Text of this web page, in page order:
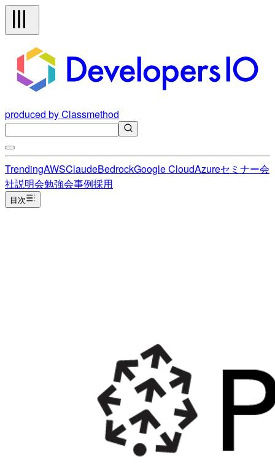
produced by Classmethod
TrendingAWSClaudeBedrockGoogle CloudAzureセミナー会
社説明会勉強会事例採用
目次